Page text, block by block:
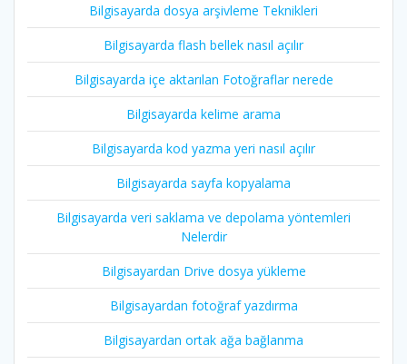
Bilgisayarda dosya arşivleme Teknikleri
Bilgisayarda flash bellek nasıl açılır
Bilgisayarda içe aktarılan Fotoğraflar nerede
Bilgisayarda kelime arama
Bilgisayarda kod yazma yeri nasıl açılır
Bilgisayarda sayfa kopyalama
Bilgisayarda veri saklama ve depolama yöntemleri
Nelerdir
Bilgisayardan Drive dosya yükleme
Bilgisayardan fotoğraf yazdırma
Bilgisayardan ortak ağa bağlanma